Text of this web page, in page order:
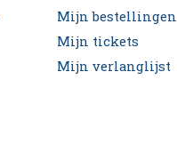
Mijn bestellingen
Mijn tickets
Mijn verlanglijst